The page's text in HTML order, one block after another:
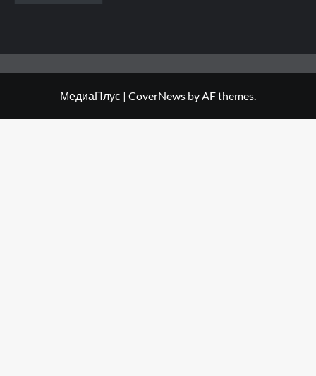
МедиаПлус | CoverNews by AF themes.